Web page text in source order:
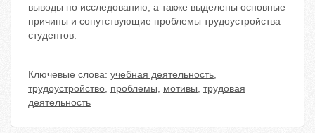
выводы по исследованию, а также выделены основные
причины и сопутствующие проблемы трудоустройства
студентов.
Ключевые слова: учебная деятельность,
трудоустройство, проблемы, мотивы, трудовая
деятельность